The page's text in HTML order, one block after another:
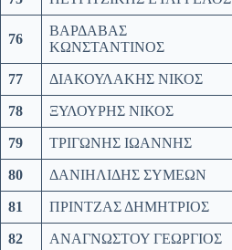
76
ΒΑΡΔΑΒΑΣ
ΚΩΝΣΤΑΝΤΙΝΟΣ
77 ΔΙΑΚΟΥΛΑΚΗΣ ΝΙΚΟΣ
78 ΞΥΛΟΥΡΗΣ ΝΙΚΟΣ
79 ΤΡΙΓΩΝΗΣ ΙΩΑΝΝΗΣ
80 ΔΑΝΙΗΛΙΔΗΣ ΣΥΜΕΩΝ
81 ΠΡΙΝΤΖΑΣ ΔΗΜΗΤΡΙΟΣ
82 ΑΝΑΓΝΩΣΤΟΥ ΓΕΩΡΓΙΟΣ